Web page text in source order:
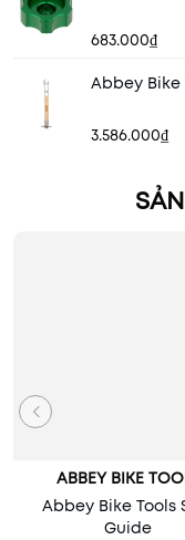
683.000₫
Abbey Bike
3.586.000₫
ABBEY BIKE
Abbey Bike Tools
Guide